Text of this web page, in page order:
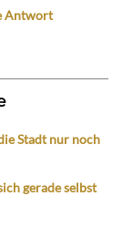
Antwort
Stadt nur noch
gerade selbst